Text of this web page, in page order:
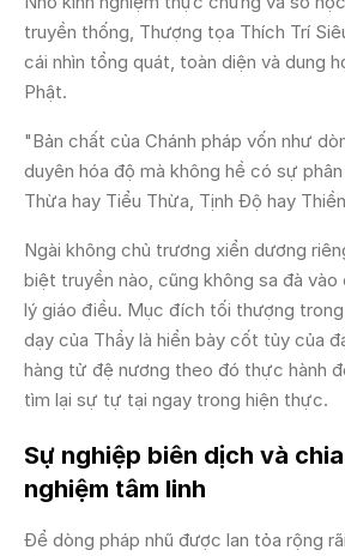
truyền thống, Thượng tọa Thích Trí
cái nhìn tổng quát, toàn diện và dung
Phật.
"Bản chất của Chánh pháp vốn như
duyên hóa độ mà không hề có sự
Thừa hay Tiểu Thừa, Tịnh Độ hay
Ngài không chủ trương xiển dương
biệt truyền nào, cũng không sa đà vào
lý giáo điều. Mục đích tối thượng
dạy của Thầy là hiển bày cốt tủy của
hàng tử đệ nương theo đó thực hành
tìm lại sự tự tại ngay trong hiện thực.
Sự nghiệp biên dịch và
nghiệm tâm linh
Để dòng pháp nhũ được lan tỏa rộng